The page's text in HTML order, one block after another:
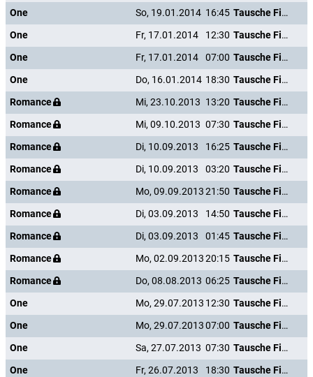
One
So, 19.01.2014 16:45
Tausche Firma gegen Haushalt
One
Fr, 17.01.2014 12:30
Tausche Firma gegen Haushalt
One
Fr, 17.01.2014 07:00
Tausche Firma gegen Haushalt
One
Do, 16.01.2014 18:30
Tausche Firma gegen Haushalt
Romance
Mi, 23.10.2013 13:20
Tausche Firma gegen Haushalt
Romance
Mi, 09.10.2013 07:30
Tausche Firma gegen Haushalt
Romance
Di, 10.09.2013 16:25
Tausche Firma gegen Haushalt
Romance
Di, 10.09.2013 03:20
Tausche Firma gegen Haushalt
Romance
Mo, 09.09.201321:50
Tausche Firma gegen Haushalt
Romance
Di, 03.09.2013 14:50
Tausche Firma gegen Haushalt
Romance
Di, 03.09.2013 01:45
Tausche Firma gegen Haushalt
Romance
Mo, 02.09.201320:15
Tausche Firma gegen Haushalt
Romance
Do, 08.08.2013 06:25
Tausche Firma gegen Haushalt
One
Mo, 29.07.2013 12:30
Tausche Firma gegen Haushalt
One
Mo, 29.07.201307:00
Tausche Firma gegen Haushalt
One
Sa, 27.07.2013 07:30
Tausche Firma gegen Haushalt
One
Fr, 26.07.2013 18:30
Tausche Firma gegen Haushalt